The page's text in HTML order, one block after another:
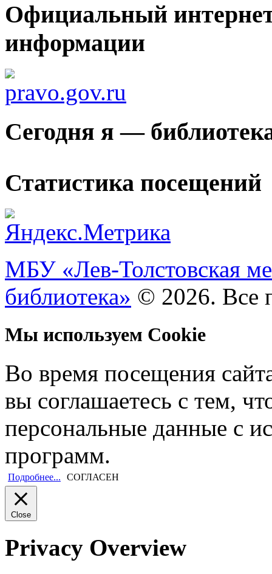
Официальный
информации
Сегодня я —
Статистика посещений
МБУ «Лев-Толстовская
библиотека» © 2026. Все
Мы используем Cookie
Во время посещения
вы соглашаетесь с тем,
персональные данные с
программ.
Подробнее... СОГЛАСЕН
Close
Privacy Overview